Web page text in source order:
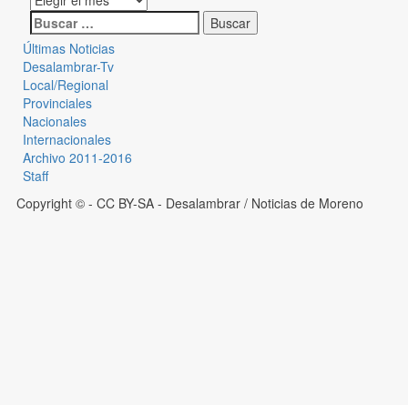
Últimas Noticias
Desalambrar-Tv
Local/Regional
Provinciales
Nacionales
Internacionales
Archivo 2011-2016
Staff
Copyright © - CC BY-SA - Desalambrar / Noticias de Moreno